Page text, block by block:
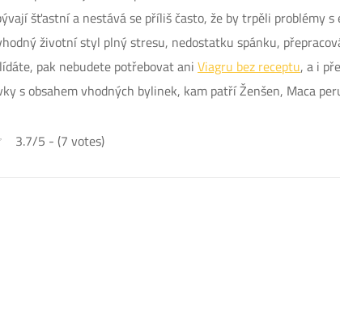
šťastní a nestává se příliš často, že by trpěli problémy
životní styl plný stresu, nedostatku spánku,
pak nebudete potřebovat ani Viagru bez receptu, a i
s obsahem vhodných bylinek, kam patří Ženšen, Maca
3.7/5 - (7 votes)